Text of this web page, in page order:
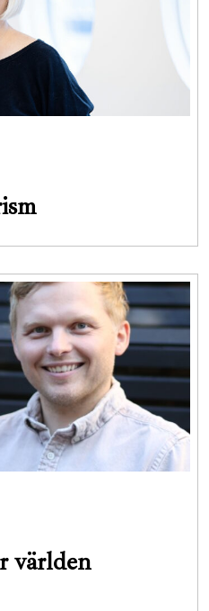
världen